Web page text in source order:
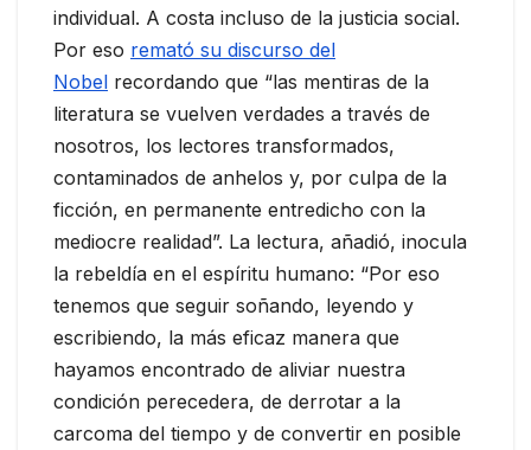
individual. A costa incluso de la justicia social.
Por eso remató su discurso del
Nobel recordando que “las mentiras de la
literatura se vuelven verdades a través de
nosotros, los lectores transformados,
contaminados de anhelos y, por culpa de la
ficción, en permanente entredicho con la
mediocre realidad”. La lectura, añadió, inocula
la rebeldía en el espíritu humano: “Por eso
tenemos que seguir soñando, leyendo y
escribiendo, la más eficaz manera que
hayamos encontrado de aliviar nuestra
condición perecedera, de derrotar a la
carcoma del tiempo y de convertir en posible